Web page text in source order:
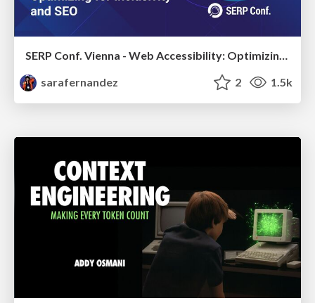
SERP Conf. Vienna - Web Accessibility: Optimizing for Inclusivity and SEO
sarafernandez
2 1.5k